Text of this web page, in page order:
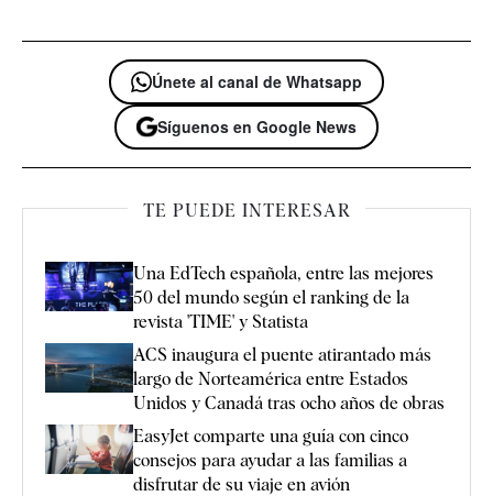
Únete al canal de Whatsapp
Síguenos en Google News
TE PUEDE INTERESAR
Una EdTech española, entre las mejores
50 del mundo según el ranking de la
revista 'TIME' y Statista
ACS inaugura el puente atirantado más
largo de Norteamérica entre Estados
Unidos y Canadá tras ocho años de obras
EasyJet comparte una guía con cinco
consejos para ayudar a las familias a
disfrutar de su viaje en avión